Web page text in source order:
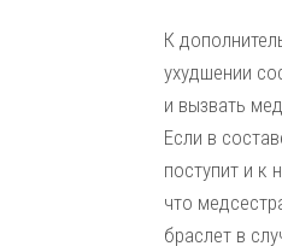
К
ухудшении
и вызвать
Если в
поступит и к
что
браслет в